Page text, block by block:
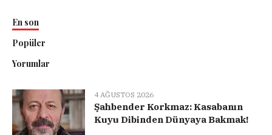
En son
Popüler
Yorumlar
4 AĞUSTOS 2026
Şahbender Korkmaz: Kasabanın
Kuyu Dibinden Dünyaya Bakmak!